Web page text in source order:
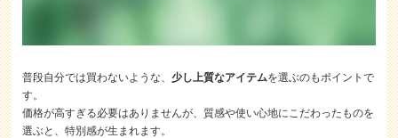
普段自分では買わないような、少し上質なアイテムを選ぶのもポイントで
す。
価格が高すぎる必要はありませんが、質感や使い心地にこだわったものを
選ぶと、特別感が生まれます。